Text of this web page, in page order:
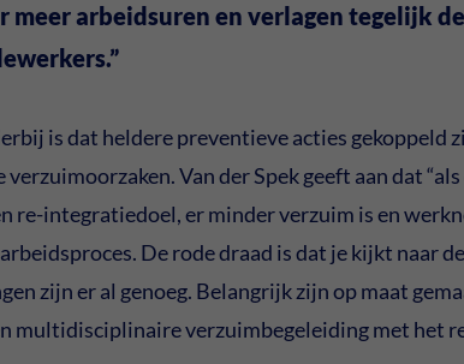
meer arbeidsuren en verlagen tegelijk
is dat heldere preventieve acties gekoppeld
Van der Spek geeft aan dat
re-integratiedoel, er minder verzuim is en
De rode draad is dat je kijkt naar
zijn er al genoeg. Belangrijk zijn op maat
multidisciplinaire verzuimbegeleiding met het